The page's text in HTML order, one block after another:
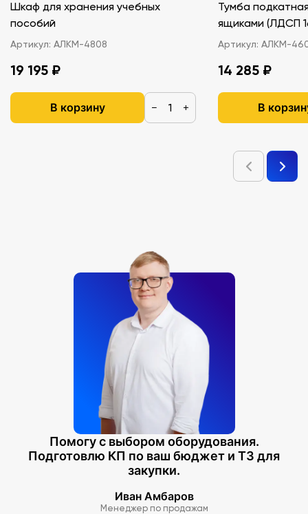
Шкаф для хранения учебных
пособий
Артикул: АЛКМ-4808
19 195 ₽
В корзину − +
Тумба
ящиками
Артикул: АЛКМ-
14 285 ₽
В
Помогу с выбором оборудования.
Подготовлю КП по ваш бюджет и ТЗ для
закупки.
Иван Амбаров
Менеджер по продажам